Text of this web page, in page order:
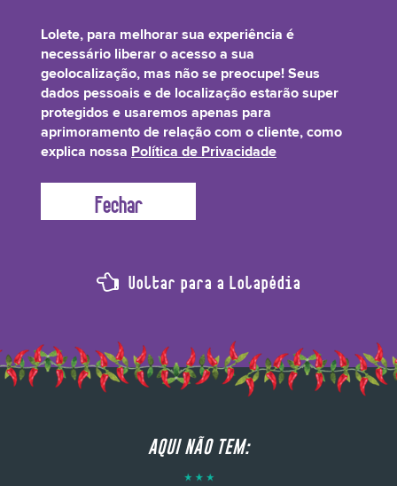
Coumarin, Amyl Cinnamal
Faz parte do cheirinho lolístico!
Voltar para a Lolapédia
AQUI NÃO TEM:
Lolete, para melhorar sua experiência é
necessário liberar o acesso a sua
geolocalização, mas não se preocupe! Seus
dados pessoais e de localização estarão super
protegidos e usaremos apenas para
aprimoramento de relação com o cliente, como
explica nossa Política de Privacidade